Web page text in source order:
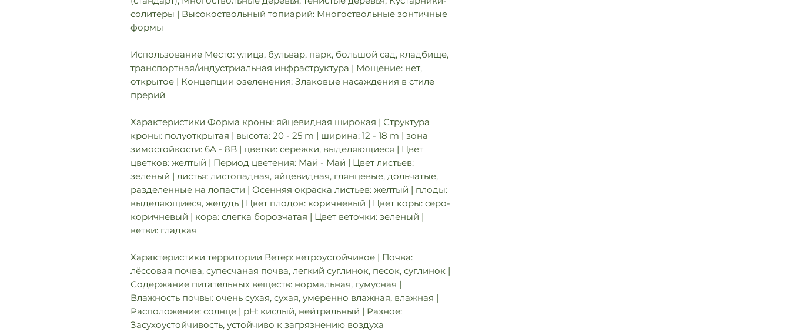
солитеры | Высокоствольный топиарий: Многоствольные зонтичные
формы
Использование Место: улица, бульвар, парк, большой сад, кладбище,
транспортная/индустриальная инфраструктура | Мощение: нет,
открытое | Концепции озеленения: Злаковые насаждения в стиле
прерий
Характеристики Форма кроны: яйцевидная широкая | Структура
кроны: полуоткрытая | высота: 20 - 25 m | ширина: 12 - 18 m | зона
зимостойкости: 6A - 8B | цветки: сережки, выделяющиеся | Цвет
цветков: желтый | Период цветения: Май - Май | Цвет листьев:
зеленый | листья: листопадная, яйцевидная, глянцевые, дольчатые,
разделенные на лопасти | Осенняя окраска листьев: желтый | плоды:
выделяющиеся, желудь | Цвет плодов: коричневый | Цвет коры: серо-
коричневый | кора: слегка борозчатая | Цвет веточки: зеленый |
ветви: гладкая
Характеристики территории Ветер: ветроустойчивое | Почва:
лёссовая почва, супесчаная почва, легкий суглинок, песок, суглинок |
Содержание питательных веществ: нормальная, гумусная |
Влажность почвы: очень сухая, сухая, умеренно влажная, влажная |
Расположение: солнце | pH: кислый, нейтральный | Разное:
Засухоустойчивость, устойчиво к загрязнению воздуха